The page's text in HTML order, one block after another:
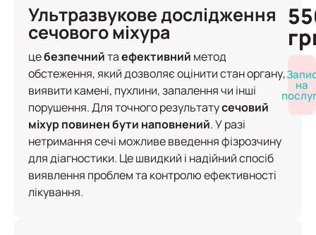
Ультразвукове дослідження
сечового міхура
цебезпечнийтаефективний метод
обстеження, який дозволяє оцінити стан органу,
виявити камені, пухлини, запалення чи інші
порушення. Для точного результатусечовий
міхур повинен бути наповнений. У разі
нетримання сечі можливе введення фізрозчину
для діагностики. Це швидкий і надійний спосіб
виявлення проблем та контролю ефективності
лікування.
на